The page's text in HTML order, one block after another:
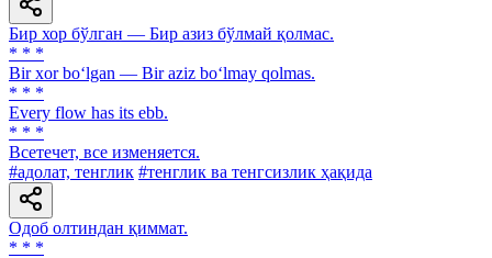
Бир хор бўлган — Бир азиз бўлмай қолмас.
* * *
Bir xor bo‘lgan — Bir aziz bo‘lmay qolmas.
* * *
Every flow has its ebb.
* * *
Всетечет, все изменяется.
#адолат, тенглик #тенглик ва тенгсизлик ҳақида
Одоб олтиндан қиммат.
* * *